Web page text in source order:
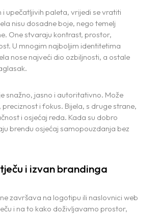
i upečatljivih paleta, vrijedi se vratiti
nisu dosadne boje, nego temelj
One stvaraju kontrast, prostor,
U mnogim najboljim identitetima
nose najveći dio ozbiljnosti, a ostale
snažno, jasno i autoritativno. Može
i fokus. Bijela, s druge strane,
i osjećaj reda. Kada su dobro
brendu osjećaj samopouzdanja bez
i izvan brandinga
završava na logotipu ili naslovnici web
i na to kako doživljavamo prostor,